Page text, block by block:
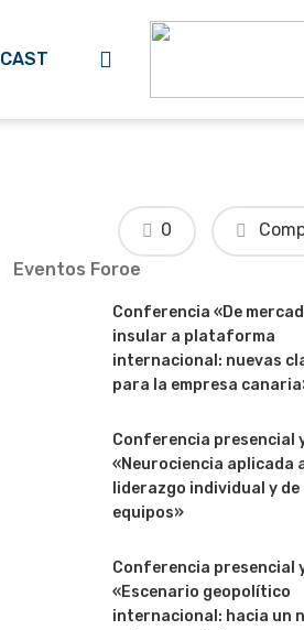
0
Eventos Foroe
Conferencia «De
insular a plataforma
internacional: nuevas
para la empresa
Conferencia presencial
«Neurociencia aplicada
liderazgo individual y de
equipos»
Conferencia presencial
«Escenario geopolítico
internacional: hacia un